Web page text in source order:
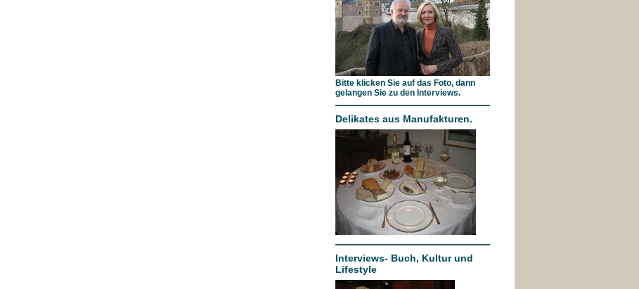
Bitte klicken Sie auf das Foto, dann
gelangen Sie zu den Interviews.
Delikates aus Manufakturen.
Interviews- Buch, Kultur und
Lifestyle